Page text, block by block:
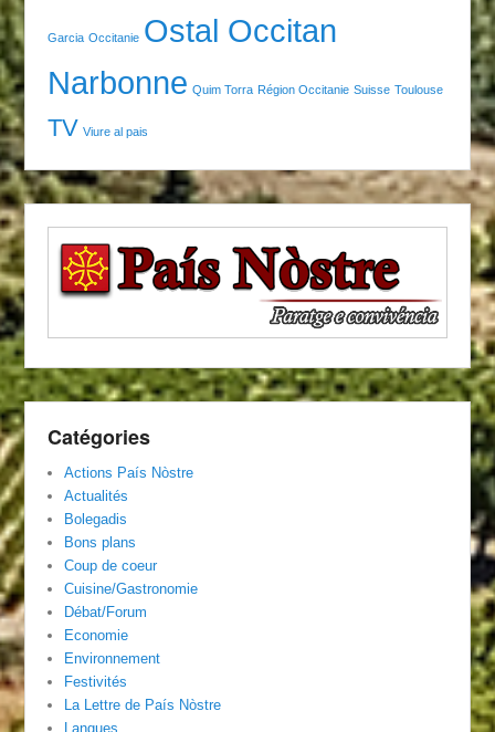
Garcia Occitanie Ostal Occitan
Narbonne Quim Torra Région Occitanie Suisse Toulouse
TV Viure al pais
Catégories
Actions País Nòstre
Actualités
Bolegadis
Bons plans
Coup de coeur
Cuisine/Gastronomie
Débat/Forum
Economie
Environnement
Festivités
La Lettre de País Nòstre
Langues